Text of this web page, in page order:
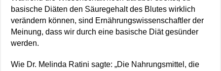
basische Diäten den Säuregehalt des Blutes wirklich
verändern können, sind Ernährungswissenschaftler der
Meinung, dass wir durch eine basische Diät gesünder
werden.
Wie Dr. Melinda Ratini sagte: „Die Nahrungsmittel, die